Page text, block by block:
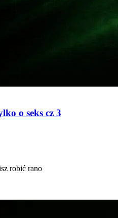
o seks cz 3
robić rano